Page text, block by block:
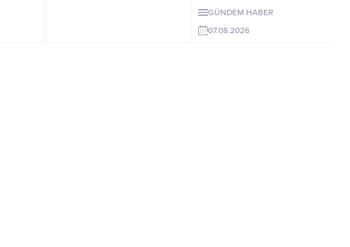
Milletvekilleri Yeni Parti’ye
başkanlarının tutumu ve CHP
GÜNDEM HABER
07.08.2026